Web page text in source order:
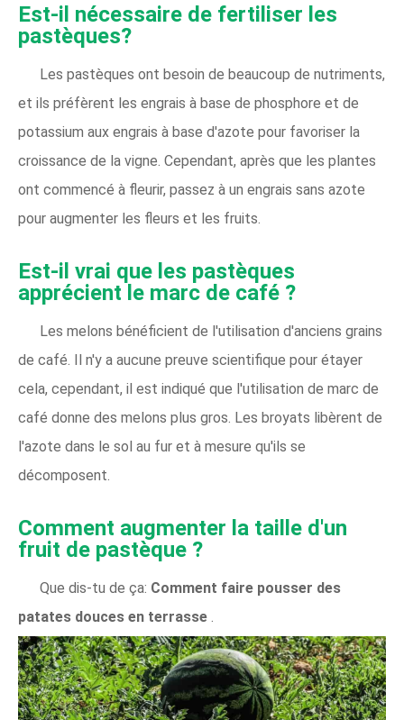
Est-il nécessaire de fertiliser les
pastèques?
Les pastèques ont besoin de beaucoup de nutriments,
et ils préfèrent les engrais à base de phosphore et de
potassium aux engrais à base d'azote pour favoriser la
croissance de la vigne. Cependant, après que les plantes
ont commencé à fleurir, passez à un engrais sans azote
pour augmenter les fleurs et les fruits.
Est-il vrai que les pastèques
apprécient le marc de café ?
Les melons bénéficient de l'utilisation d'anciens grains
de café. Il n'y a aucune preuve scientifique pour étayer
cela, cependant, il est indiqué que l'utilisation de marc de
café donne des melons plus gros. Les broyats libèrent de
l'azote dans le sol au fur et à mesure qu'ils se
décomposent.
Comment augmenter la taille d'un
fruit de pastèque ?
Que dis-tu de ça: Comment faire pousser des
patates douces en terrasse